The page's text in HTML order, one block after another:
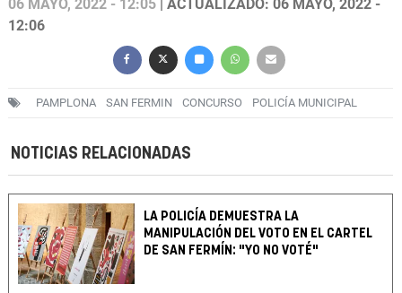
06 MAYO, 2022 - 12:05 | ACTUALIZADO: 06 MAYO, 2022 -
12:06
PAMPLONA SAN FERMIN CONCURSO POLICÍA MUNICIPAL
NOTICIAS RELACIONADAS
LA POLICÍA DEMUESTRA LA
MANIPULACIÓN DEL VOTO EN EL CARTEL
DE SAN FERMÍN: "YO NO VOTÉ"